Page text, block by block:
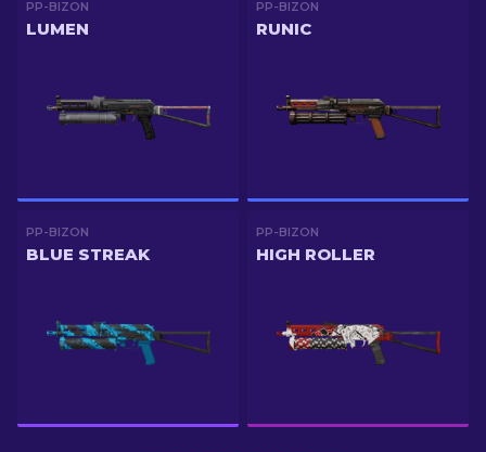
PP-BIZON
LUMEN
PP-BIZON
RUNIC
PP-BIZON
BLUE STREAK
PP-BIZON
HIGH ROLLER